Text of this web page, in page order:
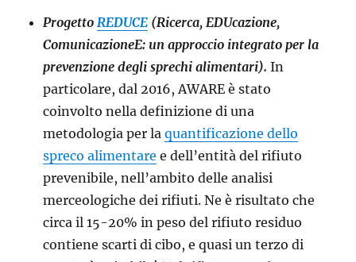
ProgettoREDUCE (Ricerca, EDUcazione,
ComunicazioneE: un approccio integrato per la
prevenzione degli sprechi alimentari). In
particolare, dal 2016, AWARE è stato
coinvolto nella definizione di una
metodologia per laquantificazione dello
spreco alimentare e dell’entità del rifiuto
prevenibile, nell’ambito delle analisi
merceologiche dei rifiuti. Ne è risultato che
circa il 15-20% in peso del rifiuto residuo
contiene scarti di cibo, e quasi un terzo di